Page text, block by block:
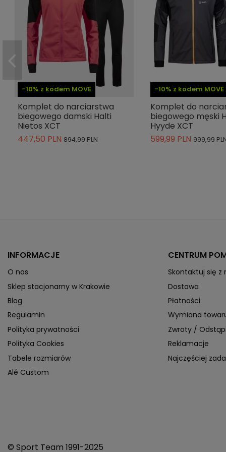
-10% z kodem MOVE
Komplet do narciarstwa
biegowego damski Halti
Nietos XCT
447,50 PLN 894,99 PLN
-10% z kodem MOVE
Komplet do
biegowego męski
Hyyde XCT
599,99 PLN 999,99
INFORMACJE
O nas
Sklep stacjonarny w Krakowie
Blog
Regulamin
Polityka prywatności
Polityka Cookies
Tabele rozmiarów
Alé Custom
CENTRUM
Skontaktuj się z
Dostawa
Płatności
Wymiana
Zwroty /
Reklamacje
Najczęściej
© Sport Team 1991-2025